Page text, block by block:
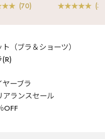
(70) (3)
（ブラ＆ショーツ）
ーブラ
アランスセール
OFF